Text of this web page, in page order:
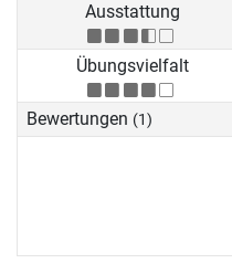
Ausstattung
Übungsvielfalt
Bewertungen (1)